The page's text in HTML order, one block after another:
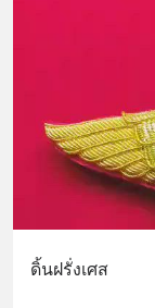
ดิ้นฝรั่งเศส